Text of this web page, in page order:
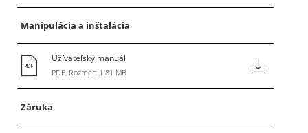
Manipulácia a inštalácia
Užívateľský manuál
PDF, Rozmer: 1.81 MB
Záruka